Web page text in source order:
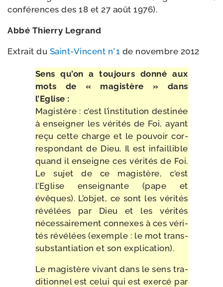
confé­rences des 18 et 27 août 1976).
Abbé Thierry Legrand
Extrait du Saint-​Vincent n°1 de novembre 2012
Sens qu’on a tou­jours don­né aux
mots de « magis­tère » dans
l’Eglise :
Magistère : c’est l’ins­ti­tu­tion des­ti­née
à ensei­gner les véri­tés de Foi, ayant
reçu cette charge et le pou­voir cor­
res­pon­dant de Dieu. Il est infaillible
quand il enseigne ces véri­tés de Foi.
Le sujet de ce magis­tère, c’est
l’Eglise ensei­gnante (pape et
évêques). L’objet, ce sont les véri­tés
révé­lées par Dieu et les véri­tés
néces­sai­re­ment connexes à ces véri­
tés révé­lées (exemple : le mot trans­
sub­stan­tia­tion et son explication).
Le magis­tère vivant dans le sens tra­
di­tion­nel est celui qui est exer­cé par